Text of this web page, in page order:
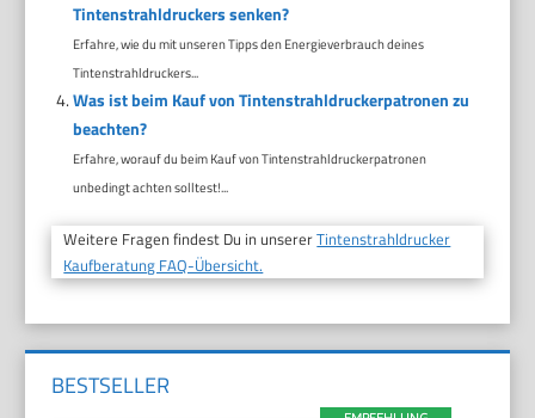
Tintenstrahldruckers senken?
Erfahre, wie du mit unseren Tipps den Energieverbrauch deines
Tintenstrahldruckers...
Was ist beim Kauf von Tintenstrahldruckerpatronen zu
beachten?
Erfahre, worauf du beim Kauf von Tintenstrahldruckerpatronen
unbedingt achten solltest!...
Weitere Fragen findest Du in unsererTintenstrahldrucker
Kaufberatung FAQ-Übersicht.
BESTSELLER